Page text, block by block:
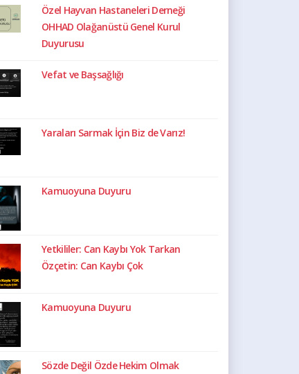
Özel Hayvan Hastaneleri Derneği
OHHAD Olağanüstü Genel Kurul
Duyurusu
Vefat ve Başsağlığı
Yaraları Sarmak İçin Biz de Varız!
Kamuoyuna Duyuru
Yetkililer: Can Kaybı Yok Tarkan
Özçetin: Can Kaybı Çok
Kamuoyuna Duyuru
Sözde Değil Özde Hekim Olmak